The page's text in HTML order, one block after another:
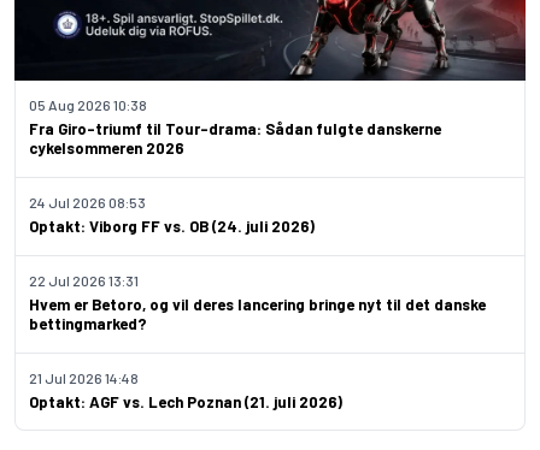
Fra Giro-triumf til Tour-drama: Sådan fulgte danskerne
cykelsommeren 2026
05 Aug 2026 10:38
Optakt: Viborg FF vs. OB (24. juli 2026)
24 Jul 2026 08:53
Hvem er Betoro, og vil deres lancering bringe nyt til det danske
bettingmarked?
22 Jul 2026 13:31
Optakt: AGF vs. Lech Poznan (21. juli 2026)
21 Jul 2026 14:48